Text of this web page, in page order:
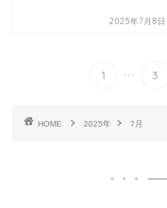
2025年7月8日
1 ... 3
HOME 2025年 7月